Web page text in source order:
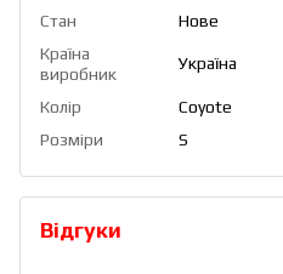
Стан
Нове
Країна
виробник
Україна
Колір
Coyote
Розміри
S
Відгуки